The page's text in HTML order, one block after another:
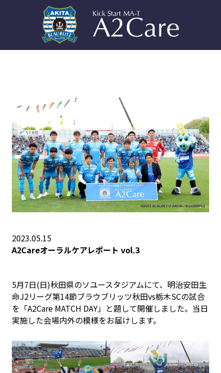
2023.05.15
A2Careオーラルケアレポート vol.3
5月7日(日)秋田県のソユースタジアムにて、明治安田生
命J2リーグ第14節ブラウブリッツ秋田vs栃木SCの試合
を「A2Care MATCH DAY」と題して開催しました。当日
実施した会場内外の模様をお届けします。